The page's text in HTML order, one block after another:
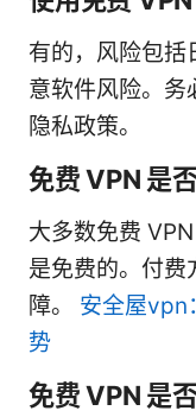
有的，风险包括
意软件风险。务
隐私政策。
免费 VPN 是
大多数免费
是免费的。付费
障。 安全屋vpn
势
免费 VPN 是